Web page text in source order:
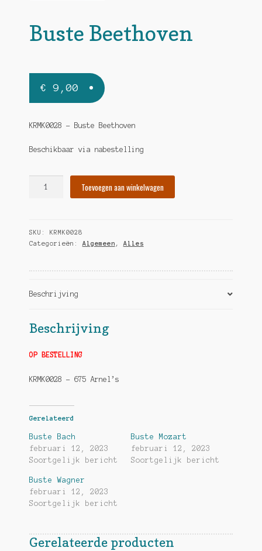
Buste Beethoven
€ 9,00
KRMK0028 – Buste Beethoven
Beschikbaar via nabestelling
Toevoegen aan winkelwagen
SKU: KRMK0028
Categorieën: Algemeen , Alles
Beschrijving
Beschrijving
OP BESTELLING
KRMK0028 – 675 Arnel’s
Gerelateerd
Buste Bach
februari 12, 2023
Soortgelijk bericht
Buste Mozart
februari 12, 2023
Soortgelijk bericht
Buste Wagner
februari 12, 2023
Soortgelijk bericht
Gerelateerde producten